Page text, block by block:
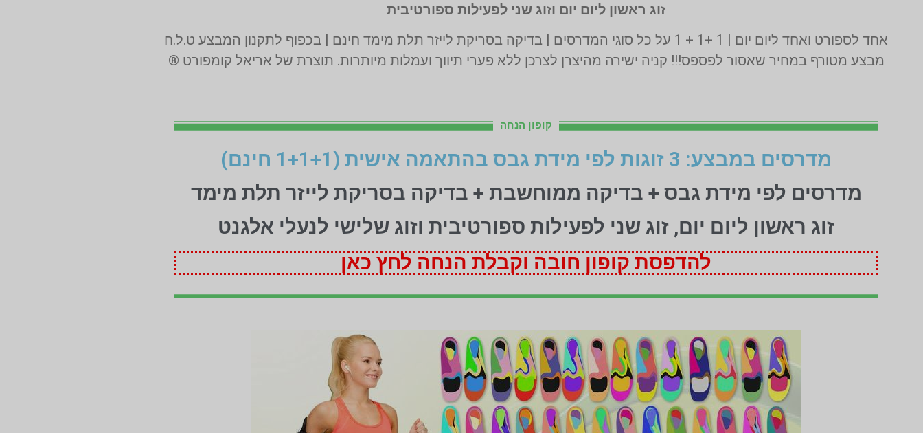
זוג ראשון ליום יום וזוג שני לפעילות ספורטיבית
אחד לספורט ואחד ליום יום | 1 +1 + 1 על כל סוגי המדרסים | בדיקה בסריקת לייזר תלת מימד חינם | בכפוף לתקנון המבצע ט.ל.ח
מבצע מטורף במחיר שאסור לפספס!!! קניה ישירה מהיצרן לצרכן ללא פערי תיווך ועמלות מיותרות. תוצרת של אריאל קומפורט ®
קופון הנחה
מדרסים במבצע: 3 זוגות לפי מידת גבס בהתאמה אישית (1+1+1 חינם)
מדרסים לפי מידת גבס + בדיקה ממוחשבת + בדיקה בסריקת לייזר תלת מימד
זוג ראשון ליום יום, זוג שני לפעילות ספורטיבית וזוג שלישי לנעלי אלגנט
להדפסת קופון חובה וקבלת הנחה לחץ כאן